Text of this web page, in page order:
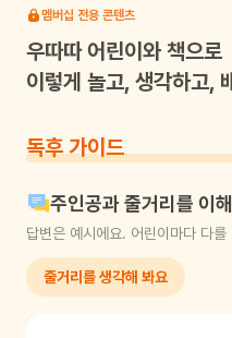
읽은 어린이들이 자신의 고민
창의적이고 유연한 사고로 해
멤버십 전용 콘텐츠
우따따어린이와 책으로
이렇게 놀고, 생각하고,
독후 가이드
주인공과 줄거리를 이
답변은 예시에요. 어린이마다 다를
줄거리를 생각해 봐요